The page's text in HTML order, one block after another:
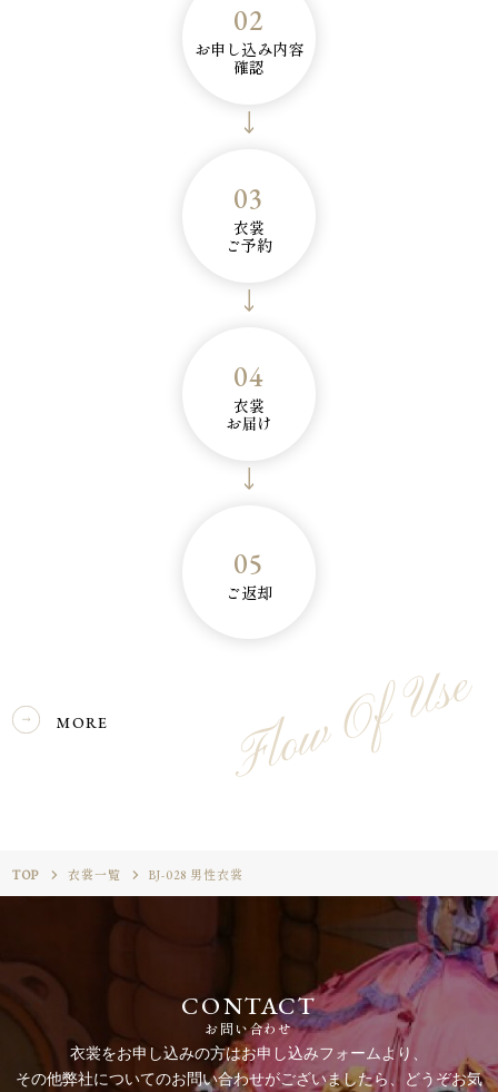
02
お申し込み内容
確認
03
衣裳
ご予約
04
衣裳
お届け
05
ご返却
MORE Flow Of Use
TOP 衣裳一覧 BJ-028 男性衣裳
CONTACT
お問い合わせ
衣裳をお申し込みの方はお申し込みフォームより、
その他弊社についてのお問い合わせがございましたら、どうぞお気